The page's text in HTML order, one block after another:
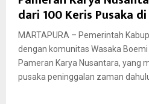
dari 100 Keris Pusaka
MARTAPURA – Pemerintah
dengan komunitas Wasaka
Pameran Karya Nusantara, yang
pusaka peninggalan zaman